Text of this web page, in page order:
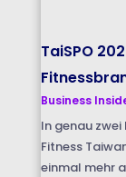
TaiSPO
Business
In genau
Fitness
einmal mehr